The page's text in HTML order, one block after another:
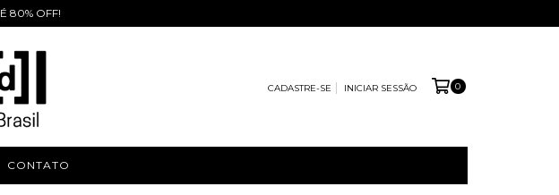
80% OFF!
CADASTRE-SE INICIAR SESSÃO 0
CONTATO